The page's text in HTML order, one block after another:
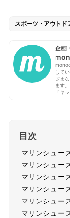
スポーツ・アウ
企画
して
ざま
ます
「キ
目次
マリンシュー
マリンシュー
マリンシュー
マリンシュー
マリンシュー
マリンシュー